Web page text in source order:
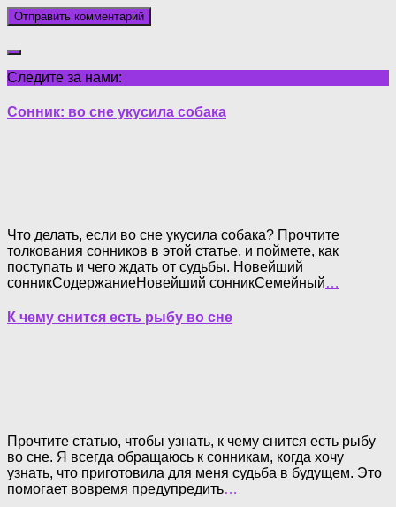
Следите за нами:
Сонник: во сне укусила собака
Что делать, если во сне укусила собака? Прочтите
толкования сонников в этой статье, и поймете, как
поступать и чего ждать от судьбы. Новейший
сонникСодержаниеНовейший сонникСемейный…
К чему снится есть рыбу во сне
Прочтите статью, чтобы узнать, к чему снится есть рыбу
во сне. Я всегда обращаюсь к сонникам, когда хочу
узнать, что приготовила для меня судьба в будущем. Это
помогает вовремя предупредить…